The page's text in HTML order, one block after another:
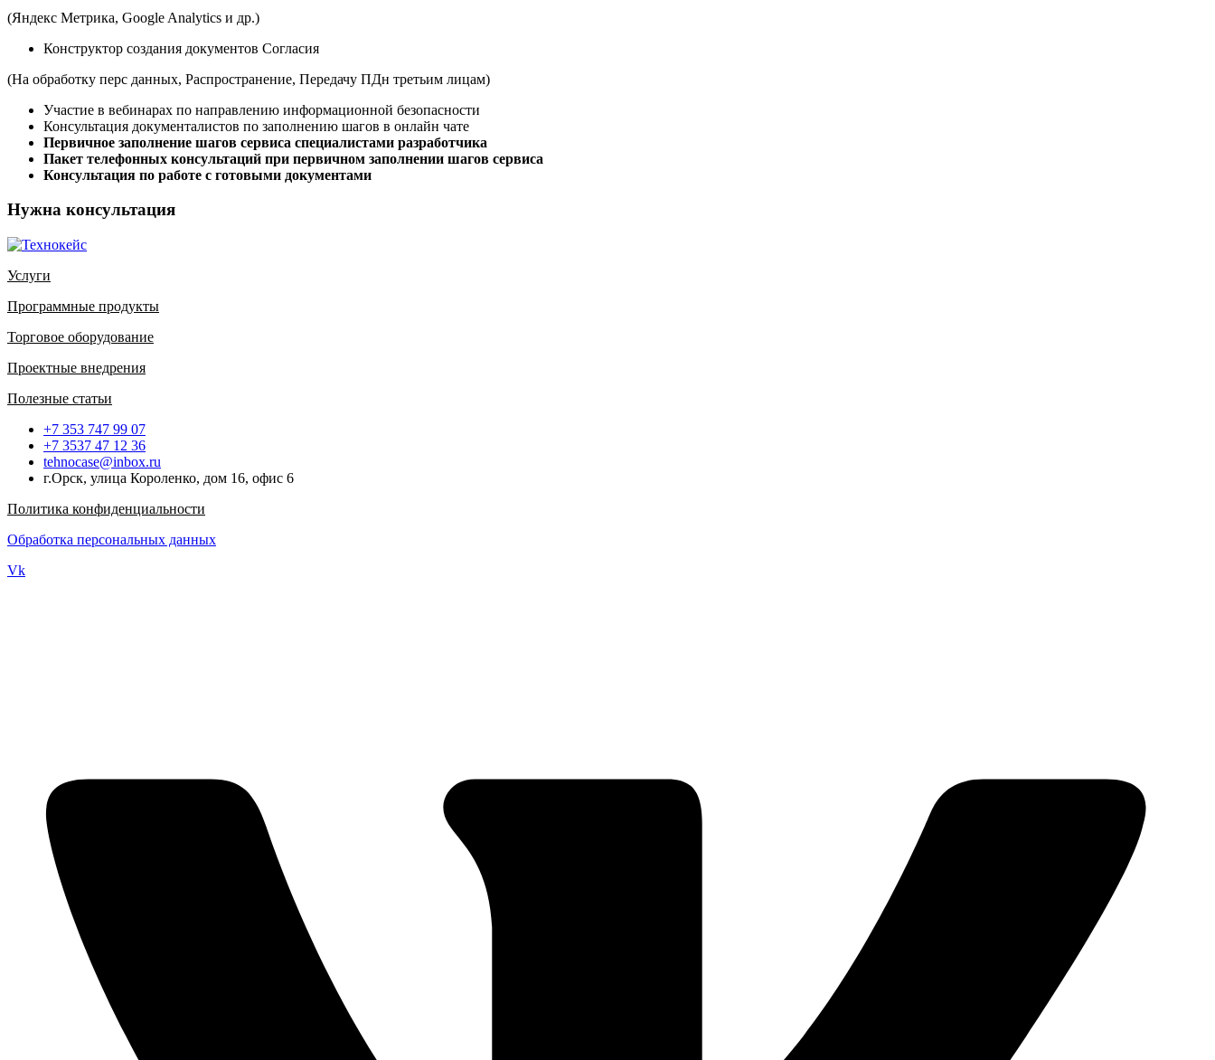
(Яндекс Метрика, Google Analytics и др.)
Конструктор создания документов Согласия
(На обработку перс данных, Распространение, Передачу ПДн третьим лицам)
Участие в вебинарах по направлению информационной безопасности
Консультация документалистов по заполнению шагов в онлайн чате
Первичное заполнение шагов сервиса специалистами разработчика
Пакет телефонных консультаций при первичном заполнении шагов сервиса
Консультация по работе с готовыми документами
Нужна консультация
Услуги
Программные продукты
Торговое оборудование
Проектные внедрения
Полезные статьи
+7 353 747 99 07
+7 3537 47 12 36
tehnocase@inbox.ru
г.Орск, улица Короленко, дом 16, офис 6
Политика конфиденциальности
Обработка персональных данных
Vk